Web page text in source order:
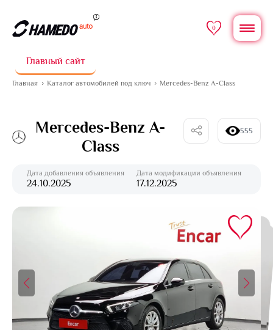
0
Главный сайт
Главная Каталог автомобилей под ключ Mercedes-Benz A-Class
Mercedes-Benz A-
Class
555
Дата добавления объявления
24.10.2025
Дата модификации объявления
17.12.2025